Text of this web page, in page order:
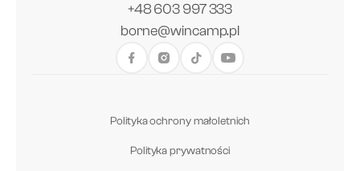
+48 603 997 333
borne@wincamp.pl
Polityka ochrony małoletnich
Polityka prywatności